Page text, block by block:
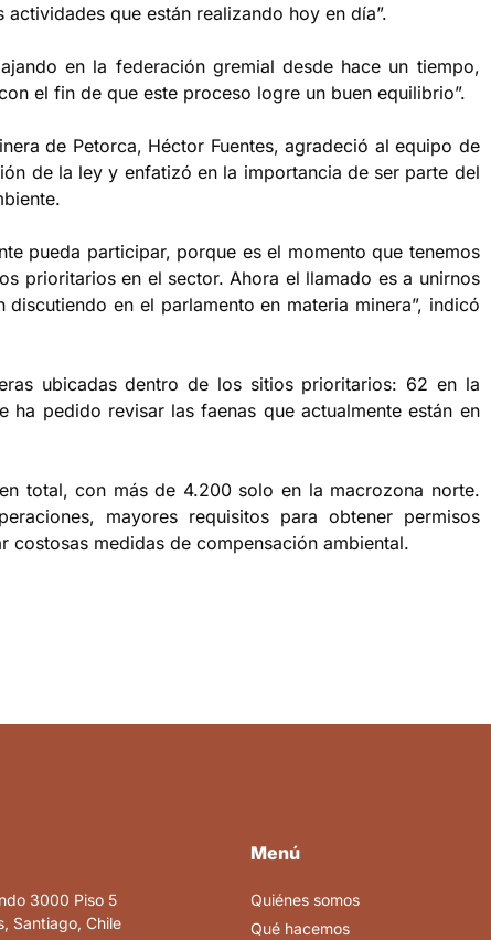
que están realizando hoy en día”.
en la federación gremial desde hace un tiempo,
el fin de que este proceso logre un buen equilibrio”.
de Petorca, Héctor Fuentes, agradeció al equipo de
de la ley y enfatizó en la importancia de ser parte del
pueda participar, porque es el momento que tenemos
prioritarios en el sector. Ahora el llamado es a unirnos
en el parlamento en materia minera”, indicó
ubicadas dentro de los sitios prioritarios: 62 en la
pedido revisar las faenas que actualmente están en
total, con más de 4.200 solo en la macrozona norte.
mayores requisitos para obtener permisos
costosas medidas de compensación ambiental.
3000 Piso 5
Santiago, Chile
Menú
Quiénes somos
Qué hacemos